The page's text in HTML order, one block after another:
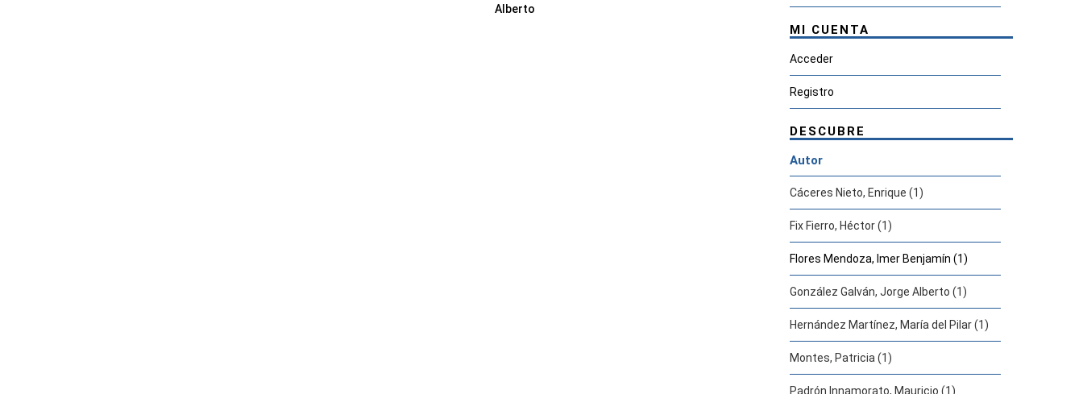
Alberto
MI CUENTA
Acceder
Registro
DESCUBRE
Autor
Cáceres Nieto, Enrique (1)
Fix Fierro, Héctor (1)
Flores Mendoza, Imer Benjamín (1)
González Galván, Jorge Alberto (1)
Hernández Martínez, María del Pilar (1)
Montes, Patricia (1)
Padrón Innamorato, Mauricio (1)